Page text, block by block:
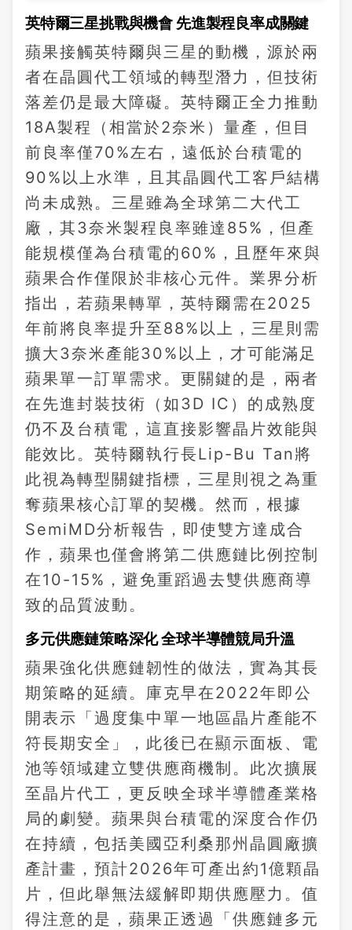
英特爾三星挑戰與機會 先進製程良率成關鍵
蘋果接觸英特爾與三星的動機，源於兩
者在晶圓代工領域的轉型潛力，但技術
落差仍是最大障礙。英特爾正全力推動
18A製程（相當於2奈米）量產，但目
前良率僅70%左右，遠低於台積電的
90%以上水準，且其晶圓代工客戶結構
尚未成熟。三星雖為全球第二大代工
廠，其3奈米製程良率雖達85%，但產
能規模僅為台積電的60%，且歷年來與
蘋果合作僅限於非核心元件。業界分析
指出，若蘋果轉單，英特爾需在2025
年前將良率提升至88%以上，三星則需
擴大3奈米產能30%以上，才可能滿足
蘋果單一訂單需求。更關鍵的是，兩者
在先進封裝技術（如3D IC）的成熟度
仍不及台積電，這直接影響晶片效能與
能效比。英特爾執行長Lip-Bu Tan將
此視為轉型關鍵指標，三星則視之為重
奪蘋果核心訂單的契機。然而，根據
SemiMD分析報告，即使雙方達成合
作，蘋果也僅會將第二供應鏈比例控制
在10-15%，避免重蹈過去雙供應商導
致的品質波動。
多元供應鏈策略深化 全球半導體競局升溫
蘋果強化供應鏈韌性的做法，實為其長
期策略的延續。庫克早在2022年即公
開表示「過度集中單一地區晶片產能不
符長期安全」，此後已在顯示面板、電
池等領域建立雙供應商機制。此次擴展
至晶片代工，更反映全球半導體產業格
局的劇變。蘋果與台積電的深度合作仍
在持續，包括美國亞利桑那州晶圓廠擴
產計畫，預計2026年可產出約1億顆晶
片，但此舉無法緩解即期供應壓力。值
得注意的是，蘋果正透過「供應鏈多元